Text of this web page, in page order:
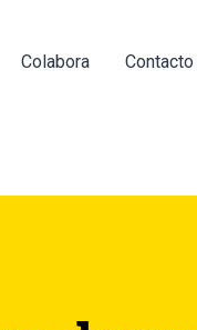
Colabora Contacto